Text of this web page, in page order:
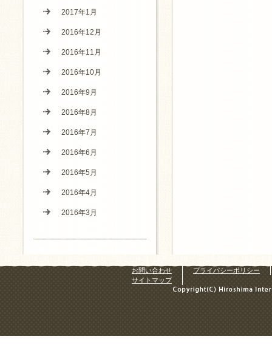
2017年1月
2016年12月
2016年11月
2016年10月
2016年9月
2016年8月
2016年7月
2016年6月
2016年5月
2016年4月
2016年3月
お問い合わせ
プライバシーポリシー
サイトマップ